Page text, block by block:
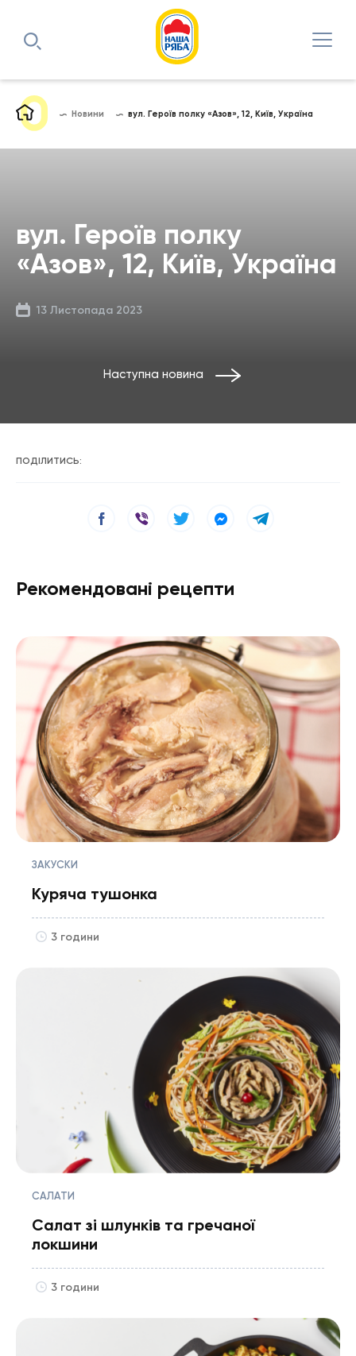
Новини вул. Героїв полку «Азов», 12, Київ, Україна
вул. Героїв полку
«Азов», 12, Київ, Україна
13 Листопада 2023
Наступна новина
ПОДІЛИТИСЬ:
Рекомендовані рецепти
ЗАКУСКИ
Куряча тушонка
3 години
САЛАТИ
Салат зі шлунків та гречаної
локшини
3 години